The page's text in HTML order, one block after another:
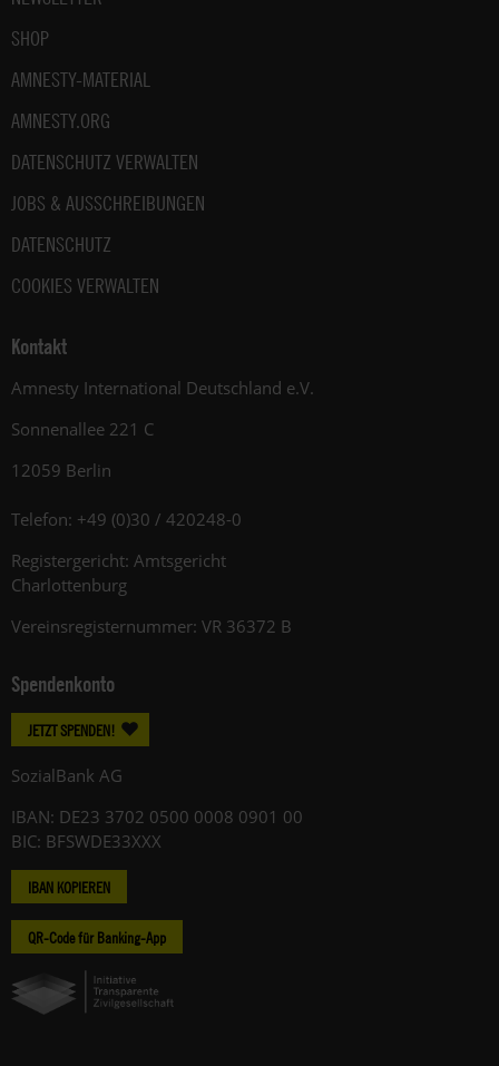
SHOP
AMNESTY-MATERIAL
AMNESTY.ORG
DATENSCHUTZ VERWALTEN
JOBS & AUSSCHREIBUNGEN
DATENSCHUTZ
COOKIES VERWALTEN
Kontakt
Amnesty International Deutschland e.V.
Sonnenallee 221 C
12059 Berlin
Telefon: +49 (0)30 / 420248-0
Registergericht: Amtsgericht
Charlottenburg
Vereinsregisternummer: VR 36372 B
Spendenkonto
JETZT SPENDEN!
SozialBank AG
IBAN: DE23 3702 0500 0008 0901 00
BIC: BFSWDE33XXX
IBAN KOPIEREN
QR-Code für Banking-App